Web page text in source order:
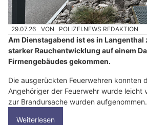
29.07.26 VON POLIZEI.NEWS REDAKTION
Am Dienstagabend ist es in Langenthal
starker Rauchentwicklung auf einem
Firmengebäudes gekommen.
Die ausgerückten Feuerwehren konnten
Angehöriger der Feuerwehr wurde leicht
zur Brandursache wurden aufgenommen.
Weiterlesen